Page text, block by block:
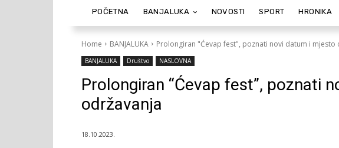
POČETNA BANJALUKA NOVOSTI SPORT HRONIKA
Home BANJALUKA Prolongiran "Ćevap fest", poznati novi datum i mjesto
BANJALUKA Društvo NASLOVNA
Prolongiran “Ćevap fest”, poznati
održavanja
18.10.2023.